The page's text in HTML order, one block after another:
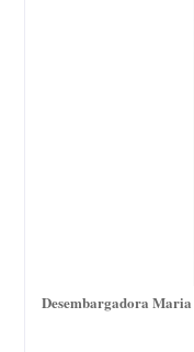
Desembargadora Maria